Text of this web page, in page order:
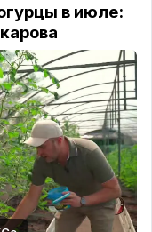
в июле: